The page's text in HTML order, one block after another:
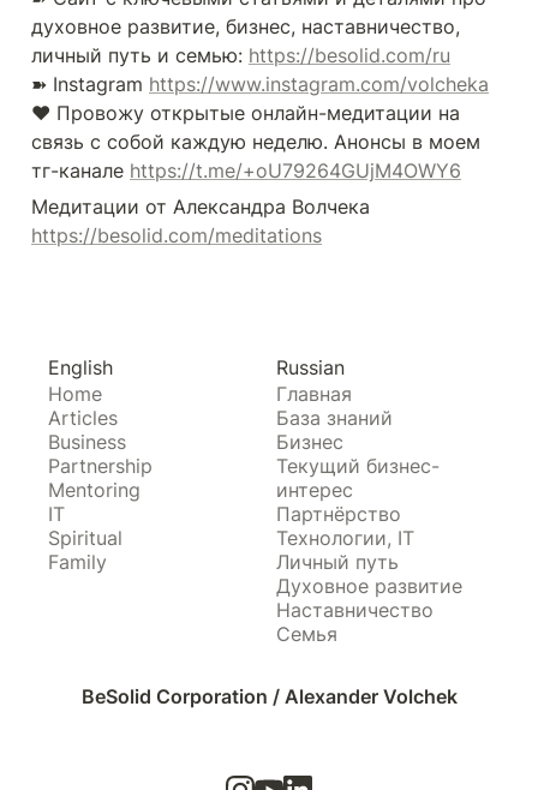
духовное развитие, бизнес, наставничество,
личный путь и семью: https://besolid.com/ru
➽ Instagram https://www.instagram.com/volcheka
❤️ Провожу открытые онлайн-медитации на
связь с собой каждую неделю. Анонсы в моем
тг-канале https://t.me/+oU79264GUjM4OWY6
https://besolid.com/meditations
BeSolid Corporation / Alexander Volchek
English
Home
Articles
Business
Partnership
Mentoring
IT
Spiritual
Family
Russian
Главная
База знаний
Бизнес
Текущий бизнес-
интерес
Партнёрство
Технологии, IT
Личный путь
Духовное развитие
Наставничество
Семья